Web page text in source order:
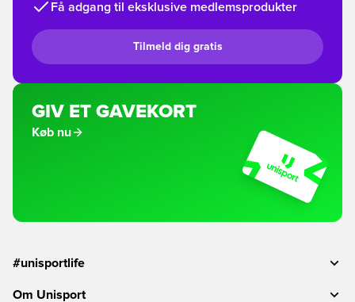
Få adgang til eksklusive medlemsprodukter
Tilmeld dig gratis
GIV ET GAVEKORT
Køb nu
#unisportlife
Om Unisport